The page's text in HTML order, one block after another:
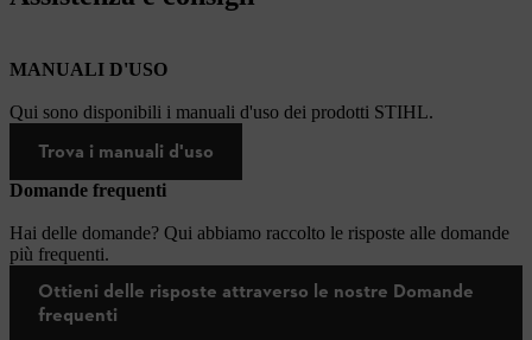
MANUALI D'USO
Qui sono disponibili i manuali d'uso dei prodotti STIHL.
Trova i manuali d'uso
Domande frequenti
Hai delle domande? Qui abbiamo raccolto le risposte alle domande
più frequenti.
Ottieni delle risposte attraverso le nostre Domande
frequenti